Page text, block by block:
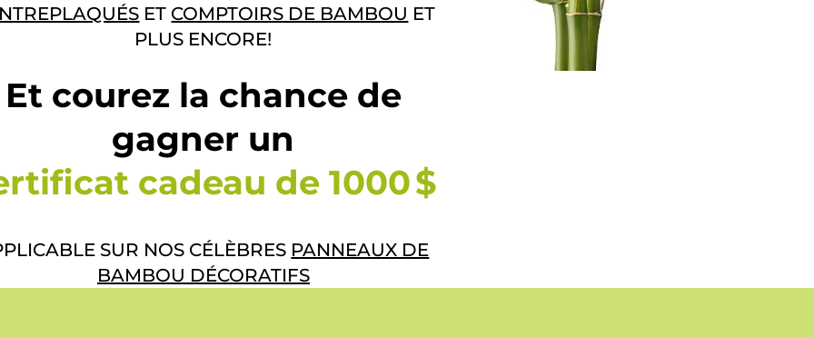
ET COMPTOIRS DE BAMBOU ET
PLUS ENCORE!
Et courez la chance de
gagner un
cadeau de 1000 $
SUR NOS CÉLÈBRES PANNEAUX DE
BAMBOU DÉCORATIFS